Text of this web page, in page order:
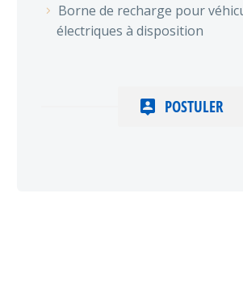
Borne de recharge pour
électriques à disposition
 POSTULER